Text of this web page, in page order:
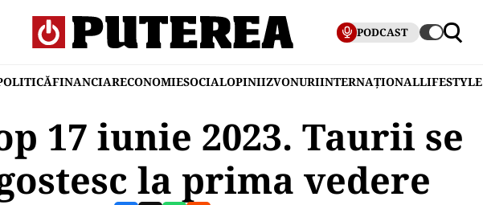
PODCAST
FINANCIARECONOMIESOCIALOPINIIZVONURIINTERNAȚIONALLIFESTYLE
17 iunie 2023. Taurii se
la prima vedere